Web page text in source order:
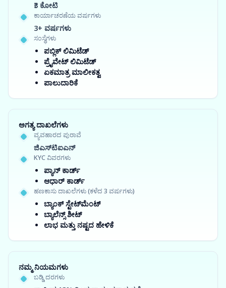
₹3 ಕೋಟಿ
ಕಾರ್ಯಾಚರಣೆಯ ವರ್ಷಗಳು
3+ ವರ್ಷಗಳು
ಸಂಸ್ಥೆಗಳು
ಪಬ್ಲಿಕ್ ಲಿಮಿಟೆಡ್
ಪ್ರೈವೇಟ್ ಲಿಮಿಟೆಡ್
ಏಕಮಾತ್ರ ಮಾಲೀಕತ್ವ
ಪಾಲುದಾರಿಕೆ
ಅಗತ್ಯ ದಾಖಲೆಗಳು
ವ್ಯವಹಾರದ ಪುರಾವೆ
ಜಿಎಸ್‍ಟಿಐಎನ್
KYC ವಿವರಗಳು
ಪ್ಯಾನ್ ಕಾರ್ಡ್
ಆಧಾರ್ ಕಾರ್ಡ್
ಹಣಕಾಸು ದಾಖಲೆಗಳು (ಕಳೆದ 3 ವರ್ಷಗಳು)
ಬ್ಯಾಂಕ್ ಸ್ಟೇಟ್‌ಮೆಂಟ್
ಬ್ಯಾಲೆನ್ಸ್ ಶೀಟ್
ಲಾಭ ಮತ್ತು ನಷ್ಟದ ಹೇಳಿಕೆ
ನಮ್ಮ ನಿಯಮಗಳು
ಬಡ್ಡಿ ದರಗಳು